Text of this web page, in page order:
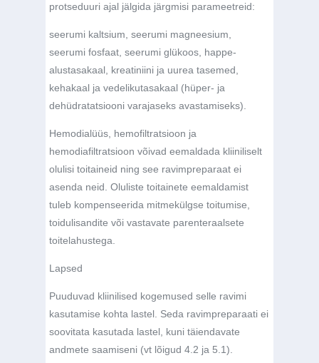
protseduuri ajal jälgida järgmisi parameetreid:
seerumi kaltsium, seerumi magneesium,
seerumi fosfaat, seerumi glükoos, happe-
alustasakaal, kreatiniini ja uurea tasemed,
kehakaal ja vedelikutasakaal (hüper- ja
dehüdratatsiooni varajaseks avastamiseks).
Hemodialüüs, hemofiltratsioon ja
hemodiafiltratsioon võivad eemaldada kliiniliselt
olulisi toitaineid ning see ravimpreparaat ei
asenda neid. Oluliste toitainete eemaldamist
tuleb kompenseerida mitmekülgse toitumise,
toidulisandite või vastavate parenteraalsete
toitelahustega.
Lapsed
Puuduvad kliinilised kogemused selle ravimi
kasutamise kohta lastel. Seda ravimpreparaati ei
soovitata kasutada lastel, kuni täiendavate
andmete saamiseni (vt lõigud 4.2 ja 5.1).